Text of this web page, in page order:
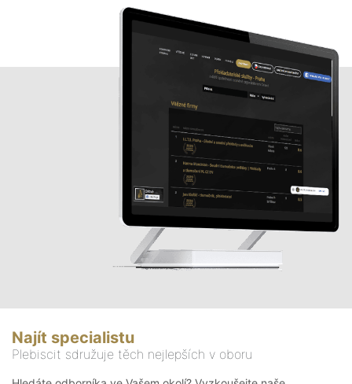
Najít specialistu
Plebiscit sdružuje těch nejlepších v oboru